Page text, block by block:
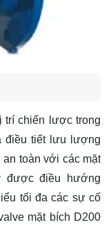
trí chiến lược trong
điều tiết lưu lượng
toàn với các mặt
được điều hướng
tối đa các sự cố
mặt bích D200